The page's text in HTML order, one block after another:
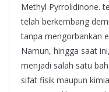
Methyl Pyrrolidinone.
telah berkembang
tanpa mengorbankan
Namun, hingga saat
menjadi salah satu
sifat fisik maupun